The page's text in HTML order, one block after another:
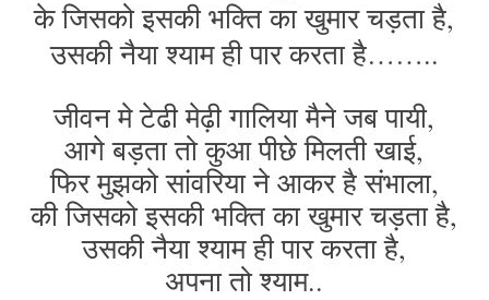
के जिसको इसकी भक्ति का खुमार चड़ता है,
उसकी नैया श्याम ही पार करता है……..
जीवन मे टेढी मेढ़ी गालिया मैने जब पायी,
आगे बड़ता तो कुआ पीछे मिलती खाई,
फिर मुझको सांवरिया ने आकर है संभाला,
की जिसको इसकी भक्ति का खुमार चड़ता है,
उसकी नैया श्याम ही पार करता है,
अपना तो श्याम..